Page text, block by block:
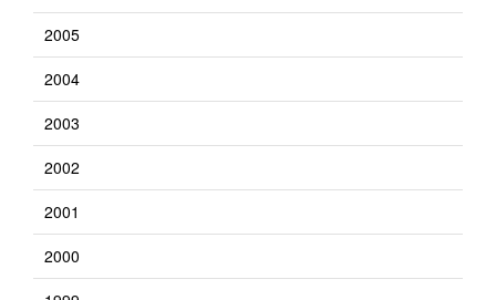
2005
2004
2003
2002
2001
2000